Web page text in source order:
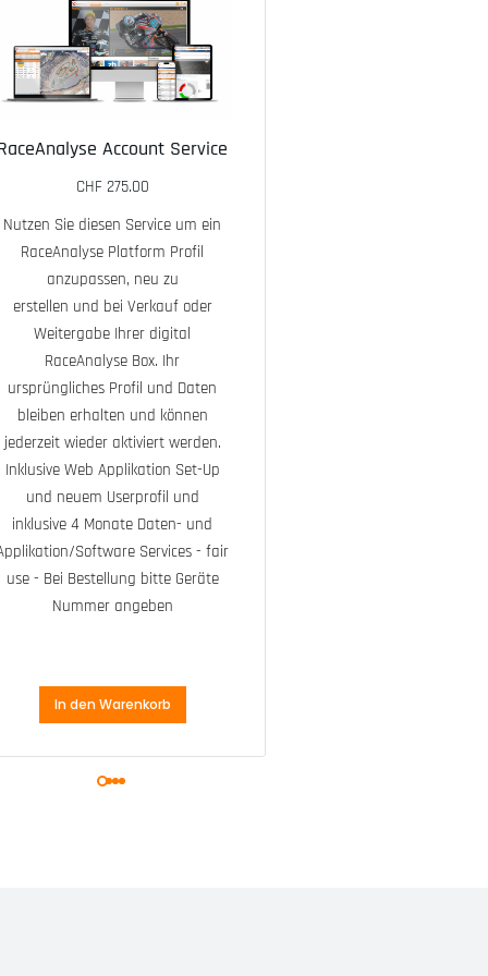
Account Service
CHF275.00
Nutzen Sie diesen Service um ein
RaceAnalyse Platform Profil
anzupassen, neu zu
erstellen und bei Verkauf oder
Weitergabe Ihrer digital
RaceAnalyse Box. Ihr
ursprüngliches Profil und Daten
bleiben erhalten und können
jederzeit wieder aktiviert werden.
Inklusive Web Applikation Set-Up
und neuem Userprofil und
inklusive 4 Monate Daten- und
Software Services - fair
use - Bei Bestellung bitte Geräte
Nummer angeben
In den Warenkorb